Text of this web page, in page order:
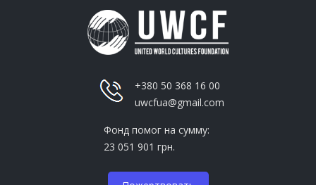
+380 50 368 16 00
uwcfua@gmail.com
Фонд помог на сумму:
23 051 901 грн.